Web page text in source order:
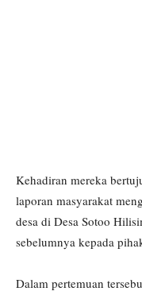
Kehadiran mereka
laporan masyarakat
desa di Desa Sotoo
sebelumnya kepada
Dalam pertemuan